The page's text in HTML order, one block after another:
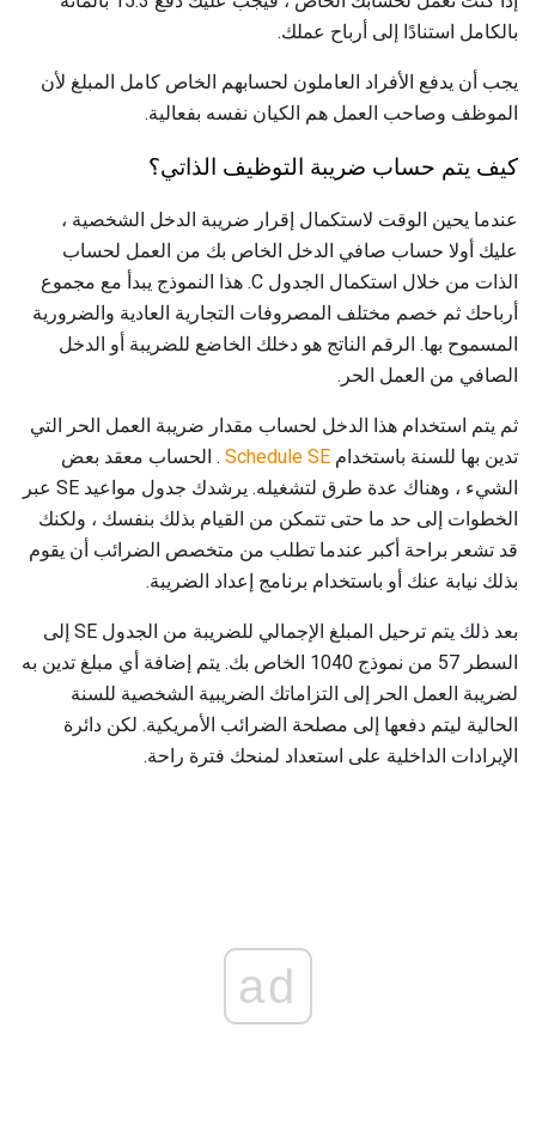
بالكامل استنادًا إلى أرباح عملك.
يجب أن يدفع الأفراد العاملون لحسابهم الخاص كامل المبلغ لأن
الموظف وصاحب العمل هم الكيان نفسه بفعالية.
كيف يتم حساب ضريبة التوظيف الذاتي؟
عندما يحين الوقت لاستكمال إقرار ضريبة الدخل الشخصية ،
عليك أولا حساب صافي الدخل الخاص بك من العمل لحساب
الذات من خلال استكمال الجدول C. هذا النموذج يبدأ مع مجموع
أرباحك ثم خصم مختلف المصروفات التجارية العادية والضرورية
المسموح بها. الرقم الناتج هو دخلك الخاضع للضريبة أو الدخل
الصافي من العمل الحر.
ثم يتم استخدام هذا الدخل لحساب مقدار ضريبة العمل الحر التي
تدين بها للسنة باستخدام Schedule SE . الحساب معقد بعض
الشيء ، وهناك عدة طرق لتشغيله. يرشدك جدول مواعيد SE عبر
الخطوات إلى حد ما حتى تتمكن من القيام بذلك بنفسك ، ولكنك
قد تشعر براحة أكبر عندما تطلب من متخصص الضرائب أن يقوم
بذلك نيابة عنك أو باستخدام برنامج إعداد الضريبة.
بعد ذلك يتم ترحيل المبلغ الإجمالي للضريبة من الجدول SE إلى
السطر 57 من نموذج 1040 الخاص بك. يتم إضافة أي مبلغ تدين به
لضريبة العمل الحر إلى التزاماتك الضريبية الشخصية للسنة
الحالية ليتم دفعها إلى مصلحة الضرائب الأمريكية. لكن دائرة
الإيرادات الداخلية على استعداد لمنحك فترة راحة.
ad